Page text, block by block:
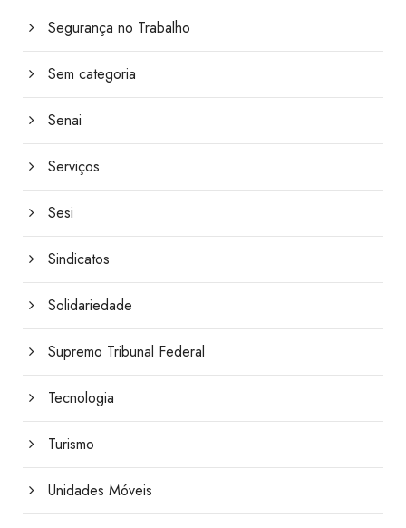
Segurança no Trabalho
Sem categoria
Senai
Serviços
Sesi
Sindicatos
Solidariedade
Supremo Tribunal Federal
Tecnologia
Turismo
Unidades Móveis